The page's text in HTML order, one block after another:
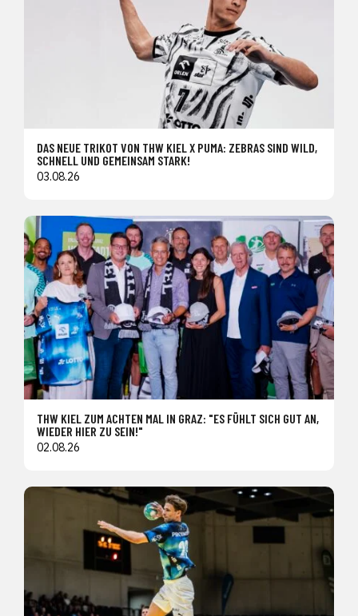
DAS NEUE TRIKOT VON THW KIEL X PUMA: ZEBRAS SIND WILD,
SCHNELL UND GEMEINSAM STARK!
03.08.26
THW KIEL ZUM ACHTEN MAL IN GRAZ: "ES FÜHLT SICH GUT AN,
WIEDER HIER ZU SEIN!"
02.08.26